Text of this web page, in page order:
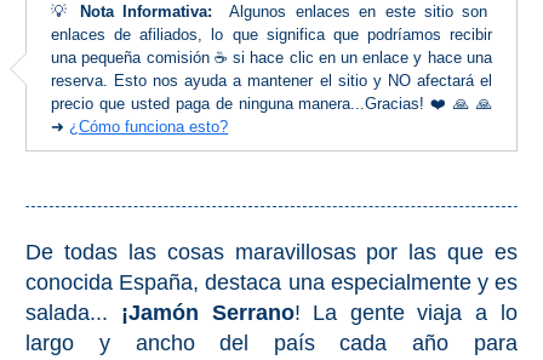
Nerja
Frigiliana
Maro
Estepona
PROVINCES
💡 Nota Informativa: Algunos enlaces en este sitio son
enlaces de afiliados, lo que significa que podríamos recibir
una pequeña comisión ☕ si hace clic en un enlace y hace una
reserva. Esto nos ayuda a mantener el sitio y NO afectará el
precio que usted paga de ninguna manera...Gracias! ❤️ 🙏 🙏
➜¿Cómo funciona esto?
De todas las cosas maravillosas por las que es
conocida España, destaca una especialmente y es
salada... ¡Jamón Serrano! La gente viaja a lo
largo y ancho del país cada año para